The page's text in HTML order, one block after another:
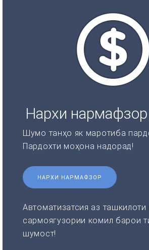
Нархи нармафзор
Шумо танҳо як маротиба
Пардохти моҳона надорад!
НАРХИ НАРМАФЗОР
Автоматизатсия аз ташкилоти
сармоягузории комил барои
шумост!